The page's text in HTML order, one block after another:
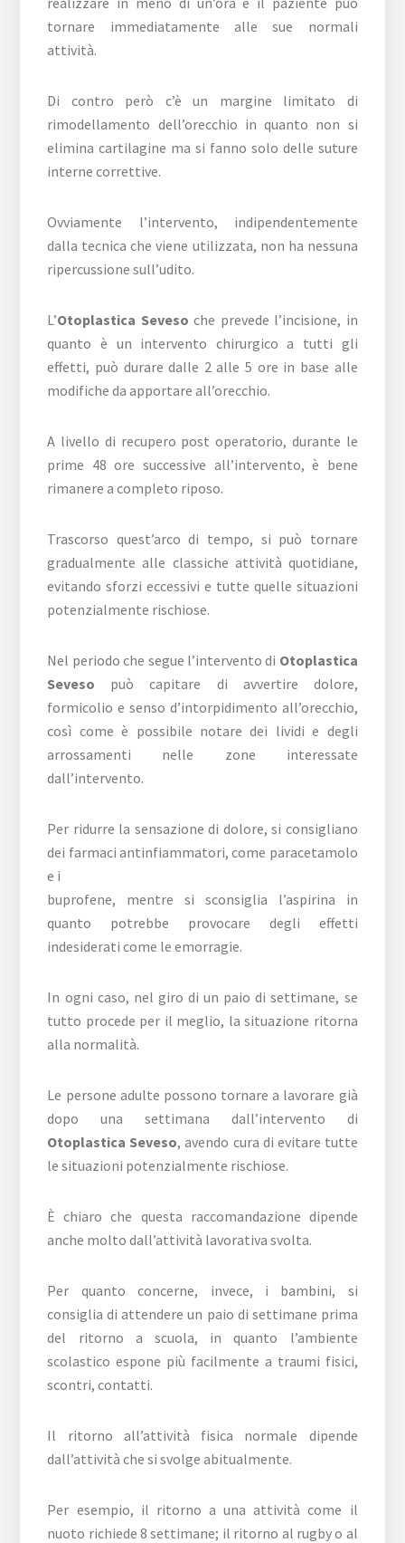
tornare immediatamente alle sue normali
attività.
Di contro però c’è un margine limitato di
rimodellamento dell’orecchio in quanto non si
elimina cartilagine ma si fanno solo delle suture
interne correttive.
Ovviamente l’intervento, indipendentemente
dalla tecnica che viene utilizzata, non ha nessuna
ripercussione sull’udito.
L’Otoplastica Seveso che prevede l’incisione, in
quanto è un intervento chirurgico a tutti gli
effetti, può durare dalle 2 alle 5 ore in base alle
modifiche da apportare all’orecchio.
A livello di recupero post operatorio, durante le
prime 48 ore successive all’intervento, è bene
rimanere a completo riposo.
Trascorso quest’arco di tempo, si può tornare
gradualmente alle classiche attività quotidiane,
evitando sforzi eccessivi e tutte quelle situazioni
potenzialmente rischiose.
Nel periodo che segue l’intervento di Otoplastica
Seveso può capitare di avvertire dolore,
formicolio e senso d’intorpidimento all’orecchio,
così come è possibile notare dei lividi e degli
arrossamenti nelle zone interessate
dall’intervento.
Per ridurre la sensazione di dolore, si consigliano
dei farmaci antinfiammatori, come paracetamolo
e i
buprofene, mentre si sconsiglia l’aspirina in
quanto potrebbe provocare degli effetti
indesiderati come le emorragie.
In ogni caso, nel giro di un paio di settimane, se
tutto procede per il meglio, la situazione ritorna
alla normalità.
Le persone adulte possono tornare a lavorare già
dopo una settimana dall’intervento di
Otoplastica Seveso, avendo cura di evitare tutte
le situazioni potenzialmente rischiose.
È chiaro che questa raccomandazione dipende
anche molto dall’attività lavorativa svolta.
Per quanto concerne, invece, i bambini, si
consiglia di attendere un paio di settimane prima
del ritorno a scuola, in quanto l’ambiente
scolastico espone più facilmente a traumi fisici,
scontri, contatti.
Il ritorno all’attività fisica normale dipende
dall’attività che si svolge abitualmente.
Per esempio, il ritorno a una attività come il
nuoto richiede 8 settimane; il ritorno al rugby o al